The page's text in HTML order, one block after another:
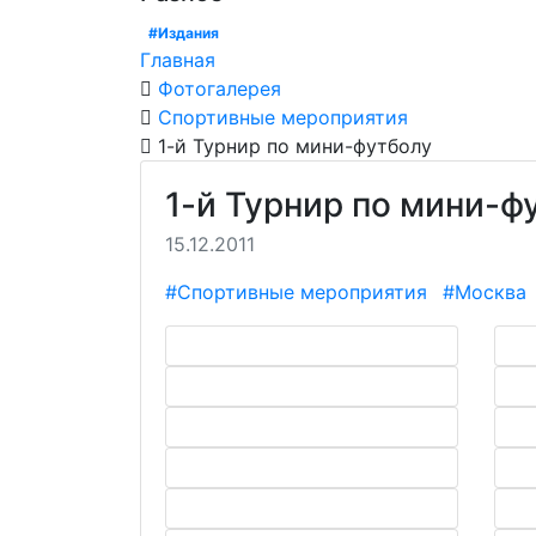
#Издания
Главная
Фотогалерея
Спортивные мероприятия
1-й Турнир по мини-футболу
1-й Турнир по мини-
15.12.2011
#Спортивные мероприятия
#Москва